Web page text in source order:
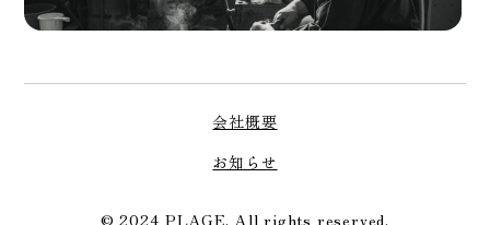
© 2024 PLAGE. All rights reserved.
会社概要
お知らせ